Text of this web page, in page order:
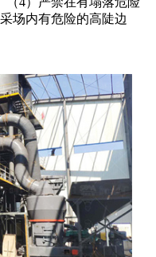
场内有危险的高陡边